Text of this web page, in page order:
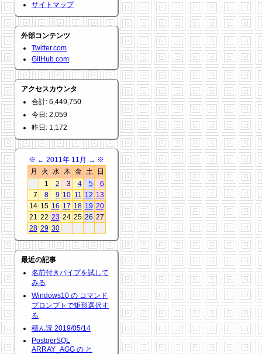
サイトマップ
外部コンテンツ
Twitter.com
GitHub.com
アクセスカウンタ
合計: 6,449,750
今日: 2,059
昨日: 1,172
※ ← 2011年 11月 → ※
月
火 水 木 金 土
日
1
2 3 4 5
6
7
8 9 10 11 12 13
14 15 16 17 18 19 20
21 22 23 24 25 26 27
28 29 30
最近の記事
名前付きパイプを試して
みる
Windows10 の コマンド
プロンプトで矩形選択す
る
積ん読 2019/05/14
PostgerSQL
ARRAY_AGG の と